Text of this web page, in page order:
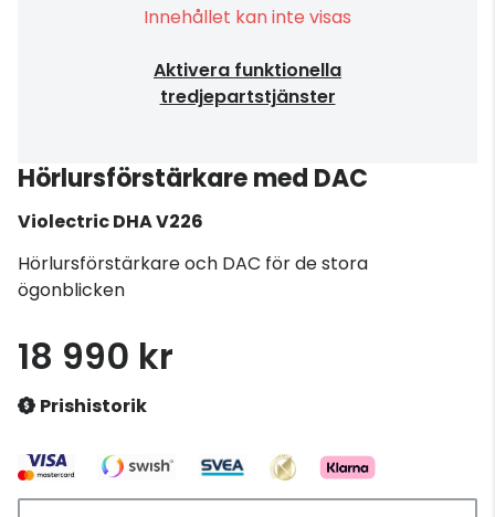
Innehållet kan inte visas
Aktivera funktionella
tredjepartstjänster
Hörlursförstärkare med DAC
ViolectricDHA V226
Hörlursförstärkare och DAC för de stora
ögonblicken
18 990 kr
Prishistorik